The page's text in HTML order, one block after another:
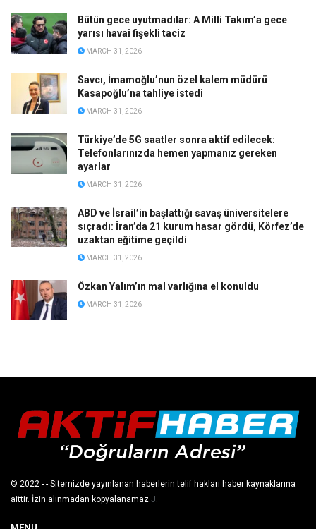
Bütün gece uyutmadılar: A Milli Takım’a gece
yarısı havai fişekli taciz
MARCH 31, 2026
Savcı, İmamoğlu’nun özel kalem müdürü
Kasapoğlu’na tahliye istedi
MARCH 31, 2026
Türkiye’de 5G saatler sonra aktif edilecek:
Telefonlarınızda hemen yapmanız gereken
ayarlar
MARCH 31, 2026
ABD ve İsrail’in başlattığı savaş üniversitelere
sıçradı: İran’da 21 kurum hasar gördü, Körfez’de
uzaktan eğitime geçildi
MARCH 31, 2026
Özkan Yalım’ın mal varlığına el konuldu
MARCH 31, 2026
© 2022 - - Sitemizde yayınlanan haberlerin telif hakları haber kaynaklarına
aittir. İzin alınmadan kopyalanamaz.J.